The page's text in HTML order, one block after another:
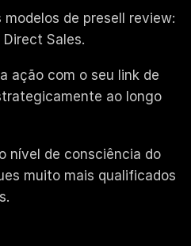
de presell review:
Sales.
ação com o seu link de
ao longo
nível de consciência do
muito mais qualificados